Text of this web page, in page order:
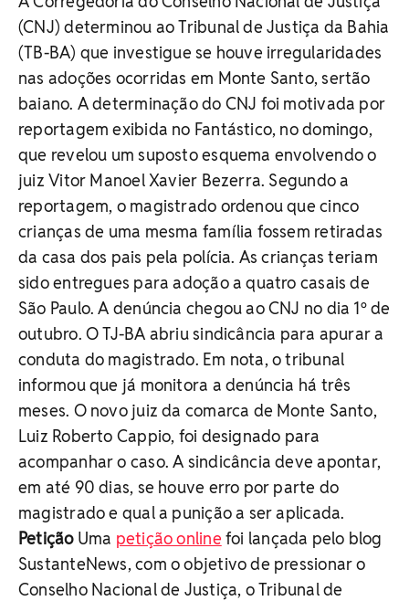
(CNJ) determinou ao Tribunal de Justiça da Bahia
(TB-BA) que investigue se houve irregularidades
nas adoções ocorridas em Monte Santo, sertão
baiano. A determinação do CNJ foi motivada por
reportagem exibida no Fantástico, no domingo,
que revelou um suposto esquema envolvendo o
juiz Vitor Manoel Xavier Bezerra. Segundo a
reportagem, o magistrado ordenou que cinco
crianças de uma mesma família fossem retiradas
da casa dos pais pela polícia. As crianças teriam
sido entregues para adoção a quatro casais de
São Paulo. A denúncia chegou ao CNJ no dia 1º de
outubro. O TJ-BA abriu sindicância para apurar a
conduta do magistrado. Em nota, o tribunal
informou que já monitora a denúncia há três
meses. O novo juiz da comarca de Monte Santo,
Luiz Roberto Cappio, foi designado para
acompanhar o caso. A sindicância deve apontar,
em até 90 dias, se houve erro por parte do
magistrado e qual a punição a ser aplicada.
PetiçãoUma petição online foi lançada pelo blog
SustanteNews, com o objetivo de pressionar o
Conselho Nacional de Justiça, o Tribunal de